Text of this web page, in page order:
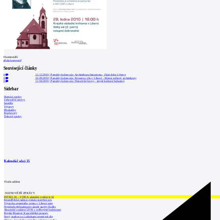
0komentářů
přidat komentář
Související články
0 12.12.2010 |Památky kolem nás: Architektura historismu - Zlatá doba Liberce
0
16.09.2010 |Památky kolem nás: Strossova vila v Liberci - Klenot světové architektury
0
12.04.2010 |Památky kolem nás: Historické krovy - skryté kulturní bohatství
Sidebar
Domácí zprávy
Zahraniční zprávy
Soutěže
Výstavy
Přednášky
Rozhovory
Tiskové zprávy
Kalendář akcí 15
Vložit událost
NEJNOVĚJŠÍ ZPRÁVY
INTRO 30 – VODA: aktuální vydání je již
Kroměřížská radnice získala stavební pov
Výstavba urgentního centra v Liberci ome
Nymburk přehodnocuje záměr stavby školky
Akustické zasklení IZOS s ověřenými hodnotami
Projekt Blueriot: Kancelářské prostory
Nový stadion za Lužánkami nesmí mít dle